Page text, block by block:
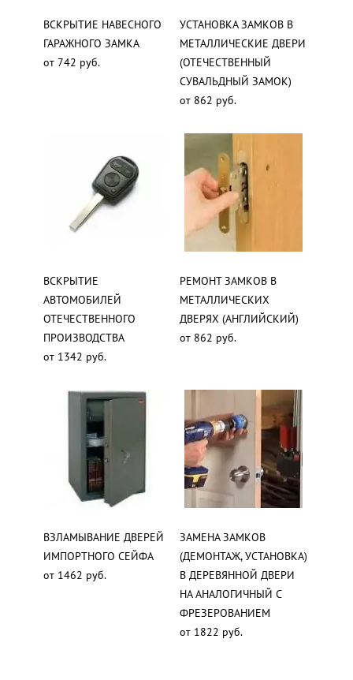
ВСКРЫТИЕ НАВЕСНОГО
ГАРАЖНОГО ЗАМКА
от 742 руб.
УСТАНОВКА ЗАМКОВ В
МЕТАЛЛИЧЕСКИЕ ДВЕРИ
(ОТЕЧЕСТВЕННЫЙ
СУВАЛЬДНЫЙ ЗАМОК)
от 862 руб.
ВСКРЫТИЕ
АВТОМОБИЛЕЙ
ОТЕЧЕСТВЕННОГО
ПРОИЗВОДСТВА
от 1342 руб.
РЕМОНТ ЗАМКОВ В
МЕТАЛЛИЧЕСКИХ
ДВЕРЯХ (АНГЛИЙСКИЙ)
от 862 руб.
ВЗЛАМЫВАНИЕ ДВЕРЕЙ
ИМПОРТНОГО СЕЙФА
от 1462 руб.
ЗАМЕНА ЗАМКОВ
(ДЕМОНТАЖ, УСТАНОВКА)
В ДЕРЕВЯННОЙ ДВЕРИ
НА АНАЛОГИЧНЫЙ С
ФРЕЗЕРОВАНИЕМ
от 1822 руб.